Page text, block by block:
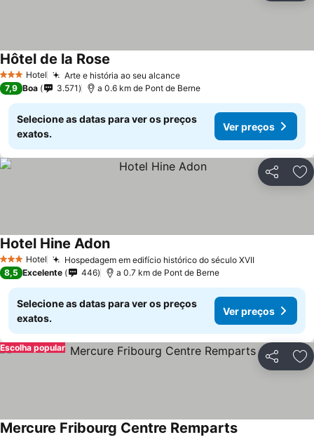
3 EstrelasHotel Arte e história ao seu alcance
Hôtel de la Rose
7,9 Boa 3.571 a 0.6 km de Pont de Berne
Selecione as datas para ver os preços
exatos.
Ver preços
Partilhar
3 EstrelasHotel Hospedagem em edifício histórico do século XVII
Hotel Hine Adon
8,5 Excelente 446 a 0.7 km de Pont de Berne
Selecione as datas para ver os preços
exatos.
Ver preços
Partilhar
Escolha popular
Mercure Fribourg Centre Remparts